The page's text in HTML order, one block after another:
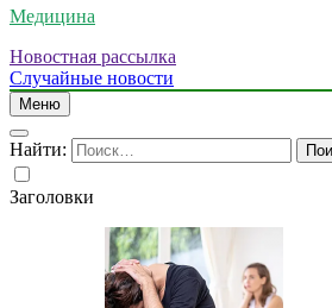
Медицина
Новостная рассылка
Случайные новости
Меню
Найти:
Заголовки